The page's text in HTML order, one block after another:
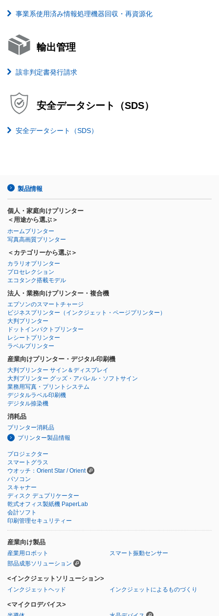
事業系使用済み情報処理機器回収・再資源化
輸出管理
該非判定書発行請求
安全データシート（SDS）
安全データシート（SDS）
製品情報
個人・家庭向けプリンター
＜用途から選ぶ＞
ホームプリンター
写真高画質プリンター
＜カテゴリーから選ぶ＞
カラリオプリンター
プロセレクション
エコタンク搭載モデル
法人・業務向けプリンター・複合機
エプソンのスマートチャージ
ビジネスプリンター （インクジェット・ページプリンター）
大判プリンター
ドットインパクトプリンター
レシートプリンター
ラベルプリンター
産業向けプリンター・デジタル印刷機
大判プリンター サイン＆ディスプレイ
大判プリンター グッズ・アパレル・ソフトサイン
業務用写真・プリントシステム
デジタルラベル印刷機
デジタル捺染機
消耗品
プリンター消耗品
プリンター製品情報
プロジェクター
スマートグラス
ウオッチ：Orient Star / Orient
パソコン
スキャナー
ディスク デュプリケーター
乾式オフィス製紙機 PaperLab
会計ソフト
印刷管理セキュリティー
産業向け製品
産業用ロボット
スマート振動センサー
部品成形ソリューション
<インクジェットソリューション>
インクジェットヘッド インクジェットによるものづくり
<マイクロデバイス>